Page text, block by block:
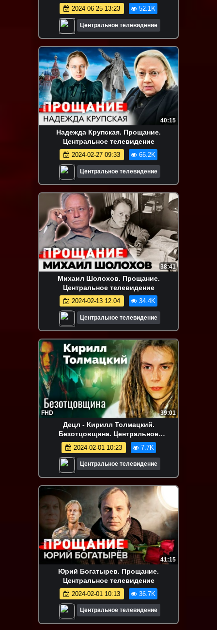
коллегами, тяжелая болезнь
2024-06-25 13:23 52.1K
Центральное телевидение
40:15
Надежда Крупская. Прощание.
Центральное телевидение
2024-02-27 09:33 66.2K
Центральное телевидение
38:41
Михаил Шолохов. Прощание.
Центральное телевидение
2024-02-13 12:04 34.4K
Центральное телевидение
FHD 39:01
Децл - Кирилл Толмацкий.
Безотцовщина. Центральное
телевидение
2024-02-01 10:23 7.7K
Центральное телевидение
41:15
Юрий Богатырев. Прощание.
Центральное телевидение
2024-02-01 10:13 36.7K
Центральное телевидение